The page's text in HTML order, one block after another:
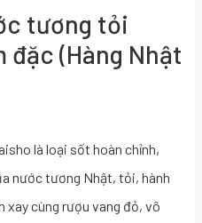
tương tỏi
đặc (Hàng Nhật
là loại sốt hoàn chỉnh,
nước tương Nhật, tỏi, hành
xay cùng rượu vang đỏ, vô